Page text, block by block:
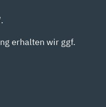
erhalten wir ggf.